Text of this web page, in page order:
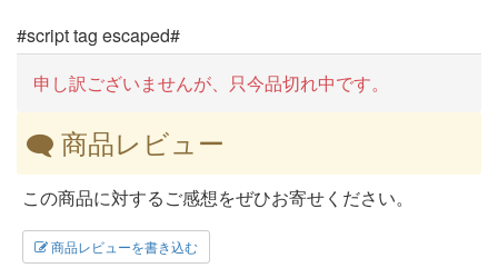
#script tag escaped#
申し訳ございませんが、只今品切れ中です。
商品レビュー
この商品に対するご感想をぜひお寄せください。
商品レビューを書き込む